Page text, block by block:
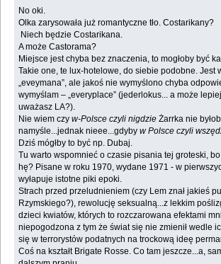
No oki.
Olka zarysowała już romantyczne tło. Costarikany?
Niech będzie Costarikana.
A może Castorama?
Miejsce jest chyba bez znaczenia, to mogłoby być
Takie one, te lux-hotelowe, do siebie podobne. Jest
„eveymana”, ale jakoś nie wymyślono chyba
wymyślam – „everyplace” (jederlokus... a może
uważasz LA?).
Nie wiem czyw-Polsce czyli nigdzie Żarrka nie
namyśle...jednak nieee...gdybyw Polsce czyli
Dziś mógłby to być np. Dubaj.
Tu warto wspomnieć o czasie pisania tej groteski,
hę? Pisane w roku 1970, wydane 1971 - w
wyłapuje istotne piki epoki.
Strach przed przeludnieniem (czy Lem znał jakieś
Rzymskiego?), rewolucję seksualną...z lekkim
dzieci kwiatów, których to rozczarowana efektami
niepogodzona z tym że świat się nie zmienił wedle
się w terrorystów podatnych na trockową ideę
Coś na kształt Brigate Rosse. Co tam jeszcze...a,